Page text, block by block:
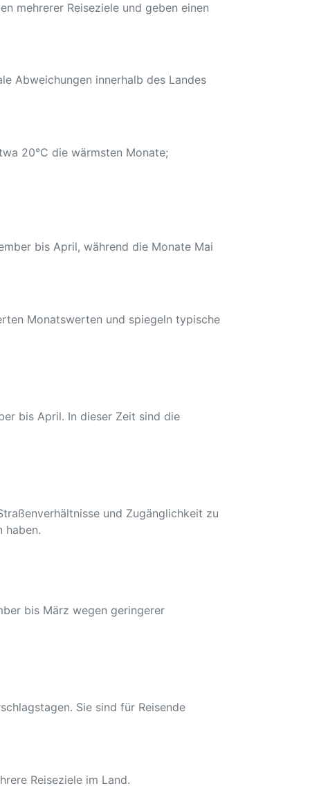
mehrerer Reiseziele und geben einen
Abweichungen innerhalb des Landes
20°C die wärmsten Monate;
bis April, während die Monate Mai
Monatswerten und spiegeln typische
bis April. In dieser Zeit sind die
und Zugänglichkeit zu
haben.
bis März wegen geringerer
Sie sind für Reisende
Reiseziele im Land.